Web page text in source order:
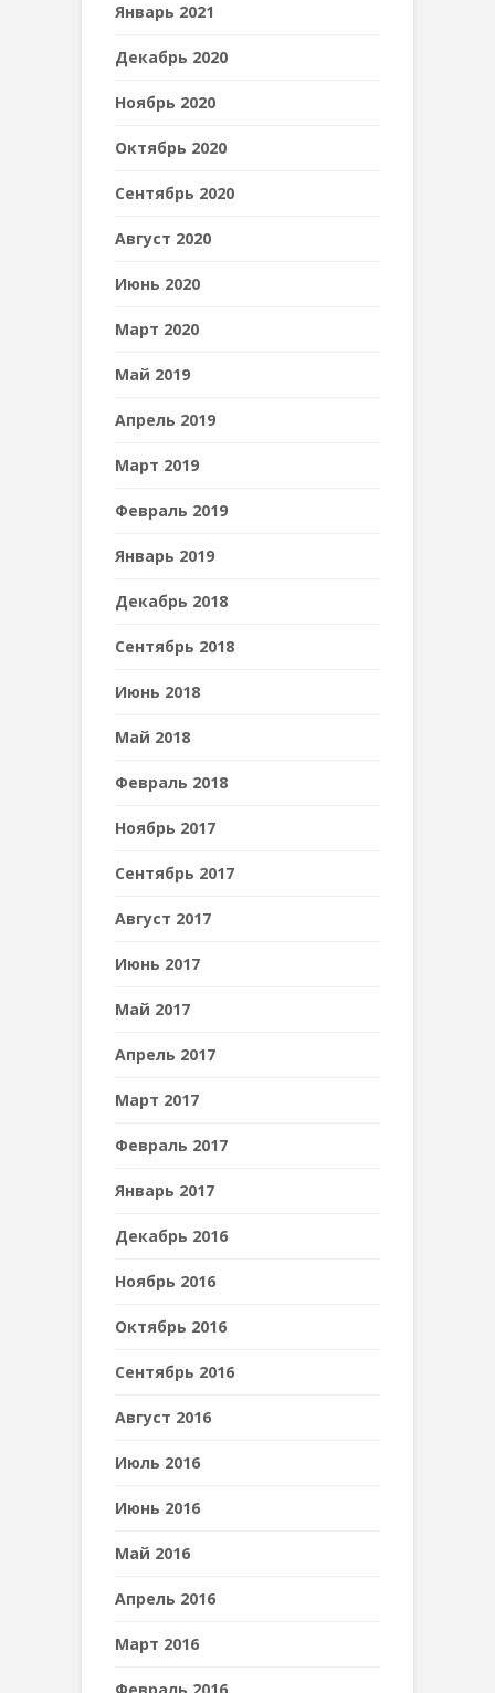
Январь 2021
Декабрь 2020
Ноябрь 2020
Октябрь 2020
Сентябрь 2020
Август 2020
Июнь 2020
Март 2020
Май 2019
Апрель 2019
Март 2019
Февраль 2019
Январь 2019
Декабрь 2018
Сентябрь 2018
Июнь 2018
Май 2018
Февраль 2018
Ноябрь 2017
Сентябрь 2017
Август 2017
Июнь 2017
Май 2017
Апрель 2017
Март 2017
Февраль 2017
Январь 2017
Декабрь 2016
Ноябрь 2016
Октябрь 2016
Сентябрь 2016
Август 2016
Июль 2016
Июнь 2016
Май 2016
Апрель 2016
Март 2016